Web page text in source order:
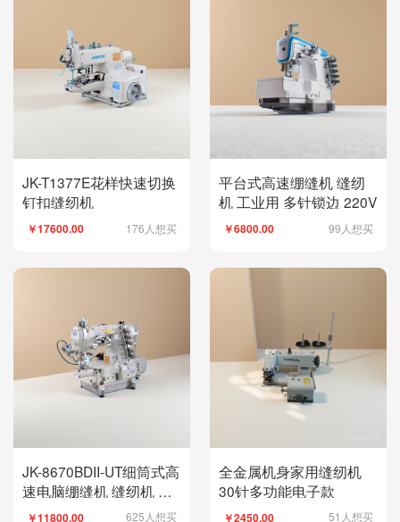
JK-T1377E花样快速切换
钉扣缝纫机
￥17600.00 176人想买
平台式高速绷缝机 缝纫
机 工业用 多针锁边 220V
￥6800.00 99人想买
JK-8670BDII-UT细筒式高
速电脑绷缝机 缝纫机 工
业用 多针绷缝
￥11800.00 625人想买
全金属机身家用缝纫机
30针多功能电子款
￥2450.00 51人想买